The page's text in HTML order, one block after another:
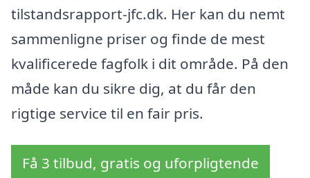
tilstandsrapport-jfc.dk. Her kan du nemt
sammenligne priser og finde de mest
kvalificerede fagfolk i dit område. På den
måde kan du sikre dig, at du får den
rigtige service til en fair pris.
Få 3 tilbud, gratis og uforpligtende